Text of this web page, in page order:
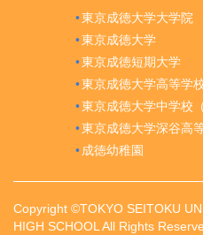
東京成徳大学大学院
東京成徳大学
東京成徳短期大学
東京成徳大学高等学
東京成徳大学中学校
東京成徳大学深谷高
成徳幼稚園
Copyright ©TOKYO SEITOKU
HIGH SCHOOL All Rights